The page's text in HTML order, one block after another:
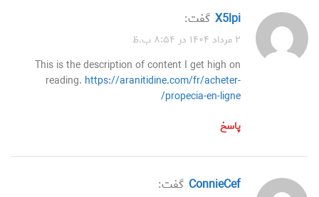
x5lpi گفت:
۲ مرداد ۱۴۰۴ در ۸:۵۴ ب.ظ
This is the description of content I get high on
reading. https://aranitidine.com/fr/acheter-
propecia-en-ligne/
پاسخ
ConnieCef گفت: